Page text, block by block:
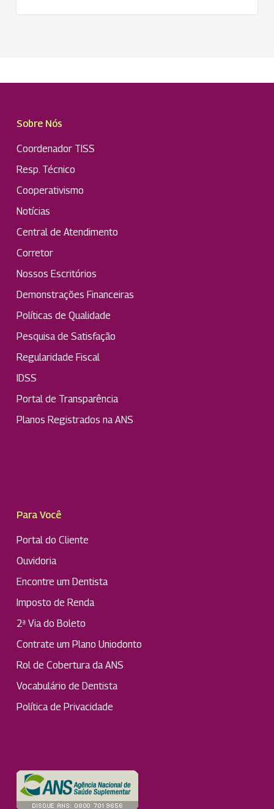
Sobre Nós
Coordenador TISS
Resp. Técnico
Cooperativismo
Notícias
Central de Atendimento
Corretor
Nossos Escritórios
Demonstrações Financeiras
Políticas de Qualidade
Pesquisa de Satisfação
Regularidade Fiscal
IDSS
Portal de Transparência
Planos Registrados na ANS
Para Você
Portal do Cliente
Ouvidoria
Encontre um Dentista
Imposto de Renda
2ª Via do Boleto
Contrate um Plano Uniodonto
Rol de Cobertura da ANS
Vocabulário de Dentista
Política de Privacidade